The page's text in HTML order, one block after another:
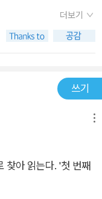
학·인류학 등 다방면의
들의 그리고 자신의
. 아주 쉽지만, 동시에
는 것. 남성 사회의 일
람과 취약함을 있는 그
먼저 한발 다가가 자신
는 것. “가장 중요한
인정하는 거였어. 외롭
해볼 만한 자신의 실
구체적 방안을 제시
는 한 해 전체 고독
차이다. 어깨에 힘을
가 없을까』는 출간 이
언론으로부터 극찬을
의 저자 ‘맥스 디킨
남자들의 우정, 감
요소를 논리적으로
어떻게 다른지, 남성
여사친을 대할 때와
더보기
쓰기
찾아 읽는다. '첫 번째